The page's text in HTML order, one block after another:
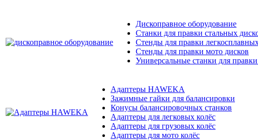
Дископравное оборудование
Станки для правки стальных
Стенды для правки
Стенды для правки мото дисков
Универсальные станки для
Адаптеры HAWEKA
Зажимные гайки для балансировки
Конусы балансировочных станков
Адаптеры для легковых колёс
Адаптеры для грузовых колёс
Адаптеры для мото колёс